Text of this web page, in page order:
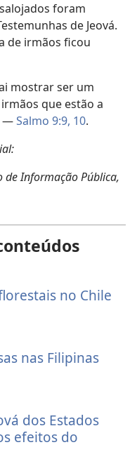
foram
de Jeová.
de irmãos ficou
mostrar ser um
que estão a
—Salmo 9:9, 10.
de Informação Pública,
no Chile
nas Filipinas
dos Estados
efeitos do